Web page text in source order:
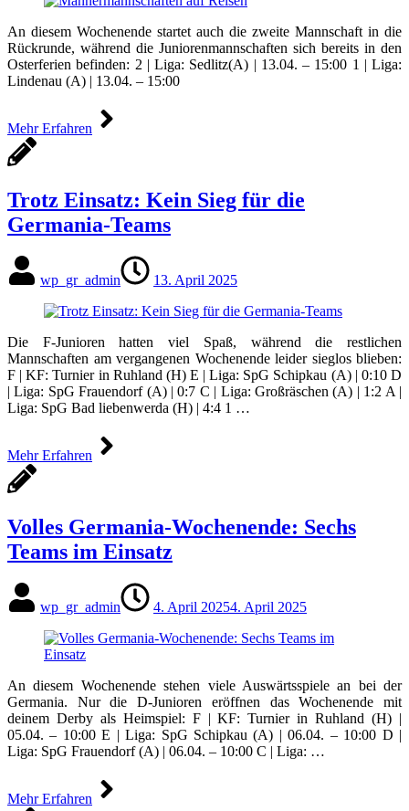
An diesem Wochenende startet auch die zweite Mannschaft in die
Rückrunde, während die Juniorenmannschaften sich bereits in den
Osterferien befinden: 2 | Liga: Sedlitz(A) | 13.04. – 15:00 1 | Liga:
Lindenau (A) | 13.04. – 15:00
Mehr Erfahren
Trotz Einsatz: Kein Sieg für die
Germania-Teams
wp_gr_admin 13. April 2025
Die F-Junioren hatten viel Spaß, während die restlichen
Mannschaften am vergangenen Wochenende leider sieglos blieben:
F | KF: Turnier in Ruhland (H) E | Liga: SpG Schipkau (A) | 0:10 D
| Liga: SpG Frauendorf (A) | 0:7 C | Liga: Großräschen (A) | 1:2 A |
Liga: SpG Bad liebenwerda (H) | 4:4 1 …
Mehr Erfahren
Volles Germania-Wochenende: Sechs
Teams im Einsatz
wp_gr_admin 4. April 20254. April 2025
An diesem Wochenende stehen viele Auswärtsspiele an bei der
Germania. Nur die D-Junioren eröffnen das Wochenende mit
deinem Derby als Heimspiel: F | KF: Turnier in Ruhland (H) |
05.04. – 10:00 E | Liga: SpG Schipkau (A) | 06.04. – 10:00 D |
Liga: SpG Frauendorf (A) | 06.04. – 10:00 C | Liga: …
Mehr Erfahren